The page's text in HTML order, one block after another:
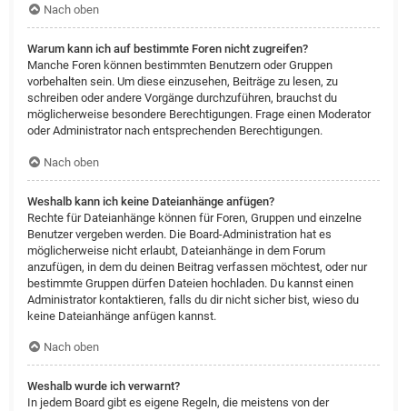
Nach oben
Warum kann ich auf bestimmte Foren nicht zugreifen?
Manche Foren können bestimmten Benutzern oder Gruppen
vorbehalten sein. Um diese einzusehen, Beiträge zu lesen, zu
schreiben oder andere Vorgänge durchzuführen, brauchst du
möglicherweise besondere Berechtigungen. Frage einen Moderator
oder Administrator nach entsprechenden Berechtigungen.
Nach oben
Weshalb kann ich keine Dateianhänge anfügen?
Rechte für Dateianhänge können für Foren, Gruppen und einzelne
Benutzer vergeben werden. Die Board-Administration hat es
möglicherweise nicht erlaubt, Dateianhänge in dem Forum
anzufügen, in dem du deinen Beitrag verfassen möchtest, oder nur
bestimmte Gruppen dürfen Dateien hochladen. Du kannst einen
Administrator kontaktieren, falls du dir nicht sicher bist, wieso du
keine Dateianhänge anfügen kannst.
Nach oben
Weshalb wurde ich verwarnt?
In jedem Board gibt es eigene Regeln, die meistens von der